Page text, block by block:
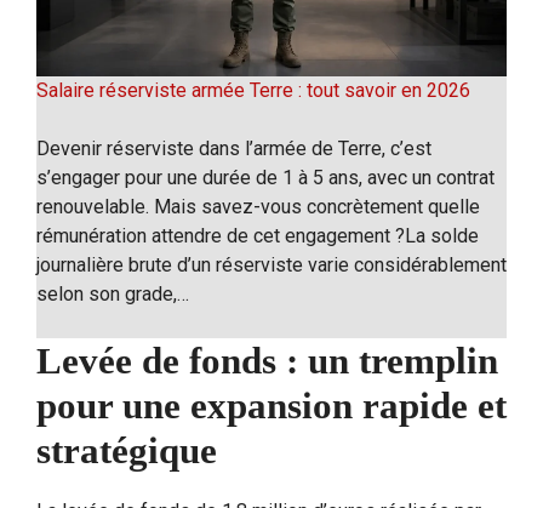
Salaire réserviste armée Terre : tout savoir en 2026
Devenir réserviste dans l’armée de Terre, c’est
s’engager pour une durée de 1 à 5 ans, avec un contrat
renouvelable. Mais savez-vous concrètement quelle
rémunération attendre de cet engagement ?La solde
journalière brute d’un réserviste varie considérablement
selon son grade,…
Levée de fonds : un tremplin
pour une expansion rapide et
stratégique